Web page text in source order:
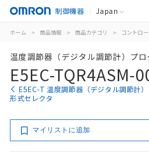
制御機器 Japan
ホーム > 商品情報 > 商品カテゴリ > コントロ
温度調節器（デジタル調節計）プ
E5EC-TQR4ASM-
E5EC-T 温度調節器（デジタル調節計
形式セレクタ
マイリストに追加